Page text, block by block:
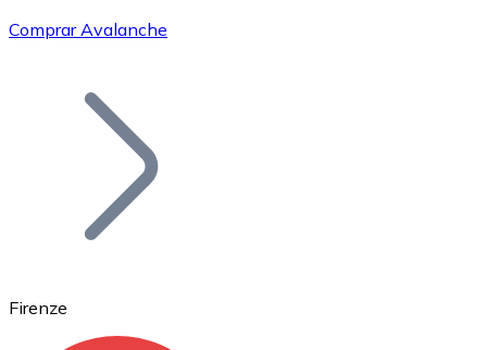
Bitcoin
Comprar Avalanche
Firenze